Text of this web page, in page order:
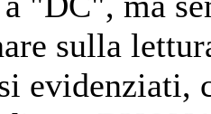
sulla
evidenziati,